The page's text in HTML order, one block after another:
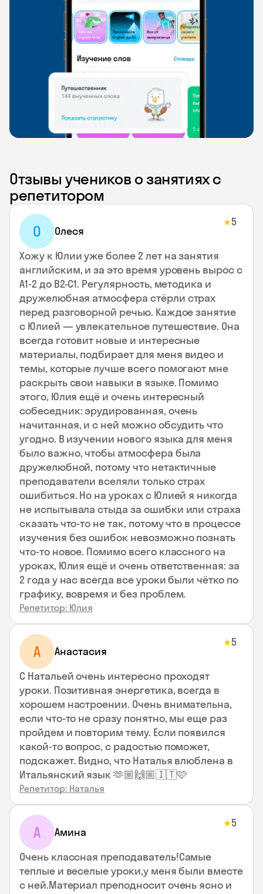
Отзывы учеников о занятиях с
репетитором
О Олеся
★5
Хожу к Юлии уже более 2 лет на занятия
английским, и за это время уровень вырос с
А1-2 до В2-С1. Регулярность, методика и
дружелюбная атмосфера стёрли страх
перед разговорной речью. Каждое занятие
с Юлией — увлекательное путешествие. Она
всегда готовит новые и интересные
материалы, подбирает для меня видео и
темы, которые лучше всего помогают мне
раскрыть свои навыки в языке. Помимо
этого, Юлия ещё и очень интересный
собеседник: эрудированная, очень
начитанная, и с ней можно обсудить что
угодно. В изучении нового языка для меня
было важно, чтобы атмосфера была
дружелюбной, потому что нетактичные
преподаватели вселяли только страх
ошибиться. Но на уроках с Юлией я никогда
не испытывала стыда за ошибки или страха
сказать что-то не так, потому что в процессе
изучения без ошибок невозможно познать
что-то новое. Помимо всего классного на
уроках, Юлия ещё и очень ответственная: за
2 года у нас всегда все уроки были чётко по
графику, вовремя и без проблем.
Репетитор: Юлия
А Анастасия
★5
С Натальей очень интересно проходят
уроки. Позитивная энергетика, всегда в
хорошем настроении. Очень внимательна,
если что-то не сразу понятно, мы еще раз
пройдем и повторим тему. Если появился
какой-то вопрос, с радостью поможет,
подскажет. Видно, что Наталья влюблена в
Итальянский язык 🫶🏼🙌🏼🇮🇹🩷
Репетитор: Наталья
А Амина
★5
Очень классная преподаватель!Самые
теплые и веселые уроки,у меня были вместе
с ней.Материал преподносит очень ясно и